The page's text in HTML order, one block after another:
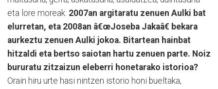
eta lore moreak. 2007an argitaratu zenuen Aulki bat
elurretan, eta 2008an â€œJoseba Jakaâ€ bekara
aurkeztu zenuen Aulki jokoa. Bitartean hainbat
hitzaldi eta bertso saiotan hartu zenuen parte. Noiz
bururatu zitzaizun eleberri honetarako istorioa?
Orain hiru urte hasi nintzen istorio honi bueltaka,